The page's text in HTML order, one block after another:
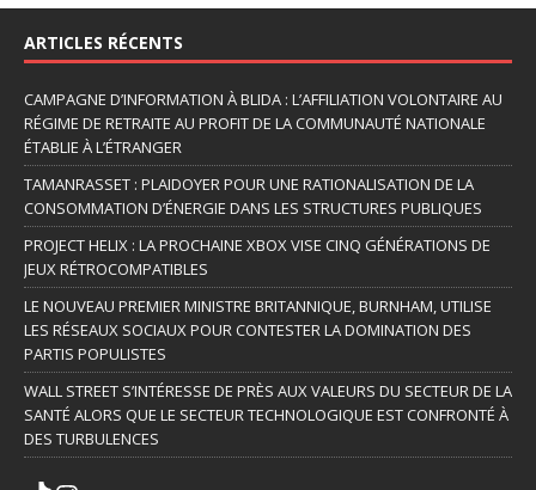
ARTICLES RÉCENTS
CAMPAGNE D’INFORMATION À BLIDA : L’AFFILIATION VOLONTAIRE AU
RÉGIME DE RETRAITE AU PROFIT DE LA COMMUNAUTÉ NATIONALE
ÉTABLIE À L’ÉTRANGER
TAMANRASSET : PLAIDOYER POUR UNE RATIONALISATION DE LA
CONSOMMATION D’ÉNERGIE DANS LES STRUCTURES PUBLIQUES
PROJECT HELIX : LA PROCHAINE XBOX VISE CINQ GÉNÉRATIONS DE
JEUX RÉTROCOMPATIBLES
LE NOUVEAU PREMIER MINISTRE BRITANNIQUE, BURNHAM, UTILISE
LES RÉSEAUX SOCIAUX POUR CONTESTER LA DOMINATION DES
PARTIS POPULISTES
WALL STREET S’INTÉRESSE DE PRÈS AUX VALEURS DU SECTEUR DE LA
SANTÉ ALORS QUE LE SECTEUR TECHNOLOGIQUE EST CONFRONTÉ À
DES TURBULENCES